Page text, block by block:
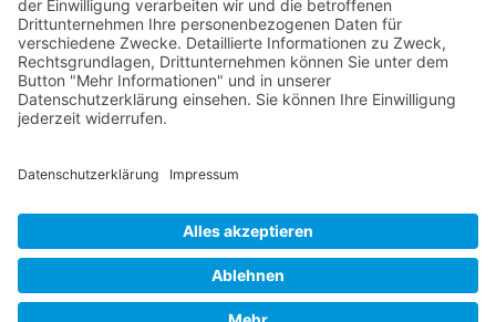
Die RLSO ist jetzt auch erreichbar unter der Adresse
Wir betreiben ...